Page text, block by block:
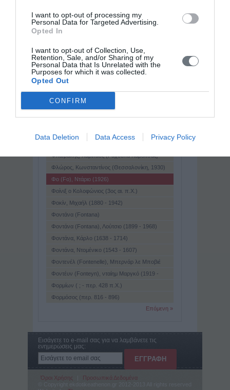
I want to opt-out of processing my
Personal Data for Targeted Advertising.
Opted In
I want to opt-out of Collection, Use,
Retention, Sale, and/or Sharing of my
Personal Data that Is Unrelated with the
Purposes for which it was collected.
Opted Out
CONFIRM
Data Deletion Data Access Privacy Policy
Παγκόσμιο Βιογραφικό Λεξικό
« Προηγούμενη
Φλασελιέρ (Flaceliere), Ρομπέρ (1905 - 1982)
Φλέμινγκ - Κουτσούρη, Αμαλία
(Κωνσταντινούπολη, 1912 - Αθήνα, 1986)
Φλέμινγκ (Fleming), σερ Αλεξάντερ (1881 -
1955)
Φλόρεϋ (Florey), σερ Χάουαρντ Ουώλτερ -
βαρόνος (1898 - 1968)
Φλωμπέρ (Flaubert), Γκυστάβ (1821 - 1880)
Φλωράκης, Χαρίλαος (Ραχούλα Καρδίτσας,
1914)
Φλώρος, Κωνσταντίνος (Θεσσαλονίκη, 1930)
Φο (Fo), Ντάριο (1926)
Φοίνιξ ο Κολοφώνιος (3ος αι. π.Χ.)
Φοκίν, Μιχαήλ (1880 - 1942)
Φοντάνα (Fontana)
Φοντάνα (Fontana), Λούτσιο (1899 - 1968)
Φοντάνα, Κάρλο (1638 - 1714)
Φοντάνα, Ντομένικο (1543 - 1607)
Φοντενέλ (Fontenelle), Μπερνάρ λε Μποβιέ
(Le Bovyer) ντε- (1657 - 1757)
Φοντέυν (Fonteyn), νταίημ Μαργκό (1919 -
1991)
Φορμίων ( ; - περ. 428 π.Χ.)
Φορμόσος (περ. 816 - 896)
Επόμενη »
Εισάγετε το e-mail σας για να λαμβάνετε τις
ενημερώσεις μας:
Όροι Χρήσης
Προσωπικά Δεδομένα